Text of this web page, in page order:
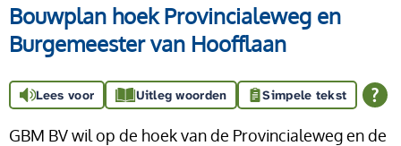
Bouwplan hoek Provincialeweg en
Burgemeester van Hoofflaan
Lees voor Uitleg woorden Simpele tekst
GBM BV wil op de hoek van de Provincialeweg en de